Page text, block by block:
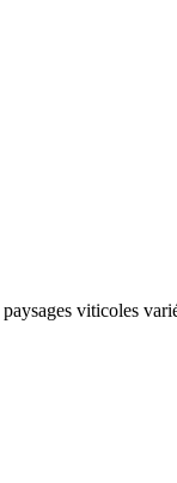
viticoles